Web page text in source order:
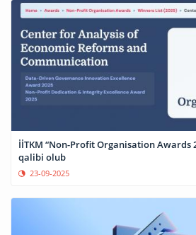
İİTKM “Non-Profit Organisation Awards
qalibi olub
23-09-2025